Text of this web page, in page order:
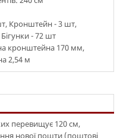
Кронштейн - 3 шт,
- 72 шт
кронштейна 170 мм,
2,54 м
перевищує 120 см,
нової пошти (поштові